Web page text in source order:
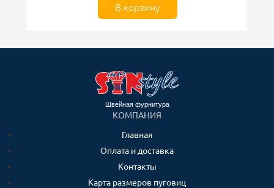
В корзину
Швейная фурнитура
КОМПАНИЯ
Главная
Оплата и доставка
Контакты
Карта размеров пуговиц